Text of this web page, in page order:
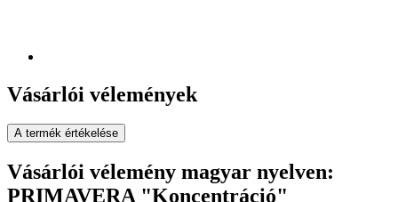
Vásárlói vélemények
A termék értékelése
Vásárlói vélemény magyar nyelven:
PRIMAVERA "Koncentráció"